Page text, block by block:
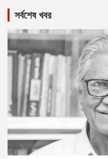
সর্বশেষ খবর